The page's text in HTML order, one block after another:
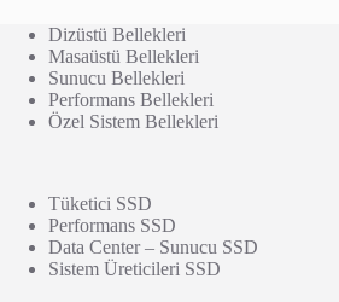
Dizüstü Bellekleri
Masaüstü Bellekleri
Sunucu Bellekleri
Performans Bellekleri
Özel Sistem Bellekleri
Tüketici SSD
Performans SSD
Data Center – Sunucu SSD
Sistem Üreticileri SSD